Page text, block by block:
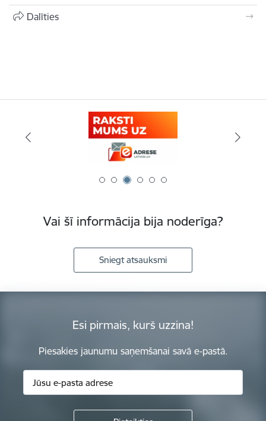
Dalīties
Vai šī informācija bija noderīga?
Sniegt atsauksmi
Esi pirmais, kurš uzzina!
Piesakies jaunumu saņemšanai savā e-pastā.